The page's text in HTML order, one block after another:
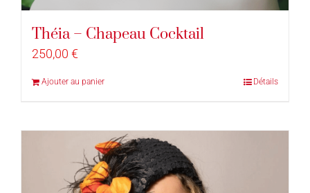
Théia – Chapeau Cocktail
250,00 €
Ajouter au panier Détails